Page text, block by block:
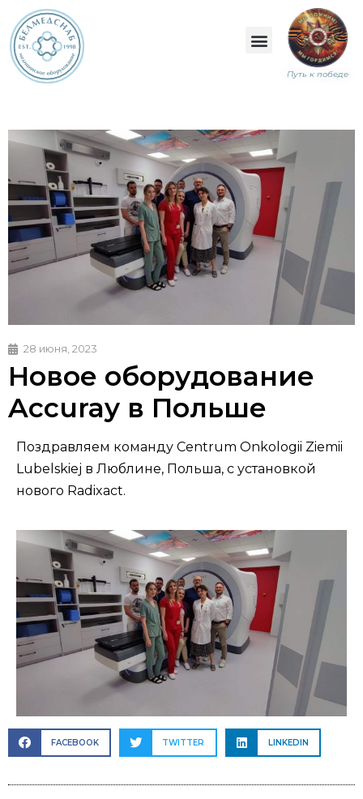
Путь к победе
28 июня, 2023
Новое оборудование
Accuray в Польше
Поздравляем команду Centrum Onkologii Ziemii
Lubelskiej в Люблине, Польша, с установкой
нового Radixact.
FACEBOOK TWITTER LINKEDIN